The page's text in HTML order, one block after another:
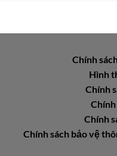
Chính
Hình
Chính
Chính
Chính
Chính sách bảo vệ